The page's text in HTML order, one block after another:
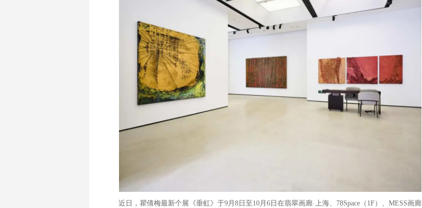
近日，瞿倩梅最新个展《垂虹》于9月8日至10月6日在翡翠画廊·上海、78Space（1F）、MESS画廊